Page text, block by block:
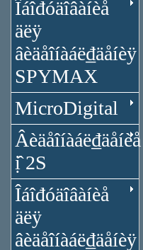
Îáîđóäîâàíèå
äëÿ
âèäåîíàáë₫äåíèÿ
SPYMAX
MicroDigital
Âèäåîíàáë₫äåíèå
ị̂ 2S
Îáîđóäîâàíèå
äëÿ
âèäåîíàáë₫äåíèÿ